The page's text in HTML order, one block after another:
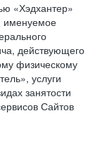
«Хэдхантер»
именуемое
действующего
физическому
услуги
занятости
Сайтов